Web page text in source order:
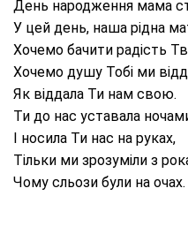
День народження мама
У цей день, наша рідна
Хочемо бачити радість
Хочемо душу Тобі ми
Як віддала Ти нам свою.
Ти до нас уставала
І носила Ти нас на руках,
Тільки ми зрозуміли з
Чому сльози були на очах.